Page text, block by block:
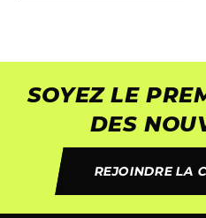
SOYEZ LE
DES
REJOINDRE LA